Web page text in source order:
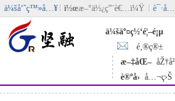
ä¼šå‘˜ç™»å…¥ ï½œæ–°ä½¿ç”¨è€…ï¼Ÿ
ä¼šäº¤ç½‘é¦–é¡µ
é‚®ç®±
æ–‡åŒ– åŽ†å²
è®ºå› å…¬ç›Š